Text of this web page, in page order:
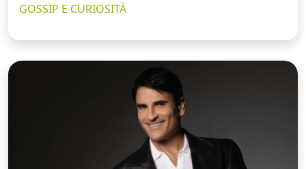
GOSSIP E CURIOSITÀ